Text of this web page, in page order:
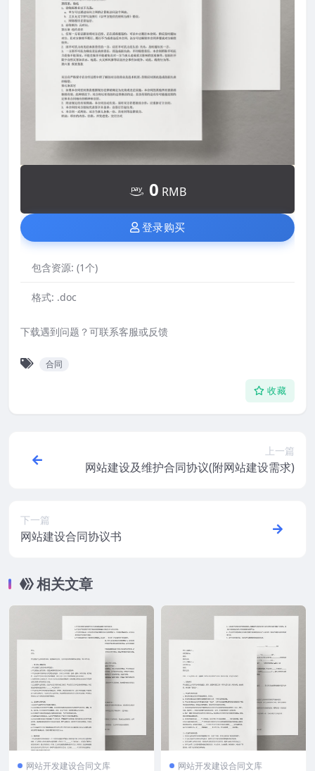
0 RMB
登录购买
包含资源: (1个)
格式: .doc
下载遇到问题？可联系客服或反馈
合同
收藏
上一篇
网站建设及维护合同协议(附网站建设需求)
下一篇
网站建设合同协议书
相关文章
网站开发建设合同文库 网站开发建设合同文库